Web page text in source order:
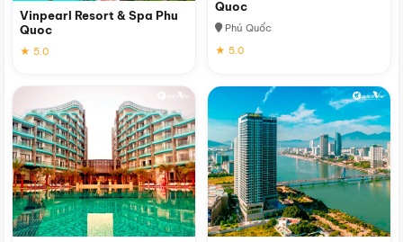
Vinpearl Resort & Spa Phu
Quoc
★ 5.0
Quoc
Phú Quốc
★ 5.0